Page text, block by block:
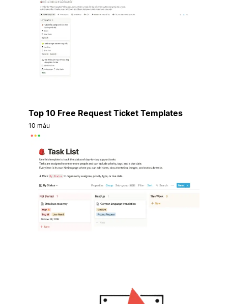
Top 10 Free Request Ticket Templates
10 mẫu